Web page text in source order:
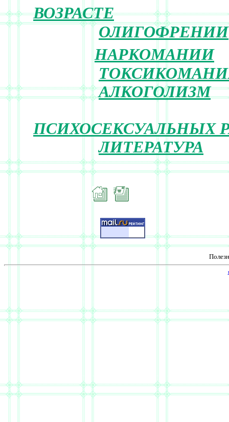
ВОЗРАСТЕ
ОЛИГОФРЕНИИ
НАРКОМАНИИ
АЛКОГОЛИЗМ
ПСИХОСЕКСУАЛЬНЫХ
ЛИТЕРАТУРА